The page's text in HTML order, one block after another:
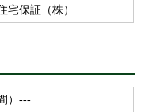
宅保証（株）
）---